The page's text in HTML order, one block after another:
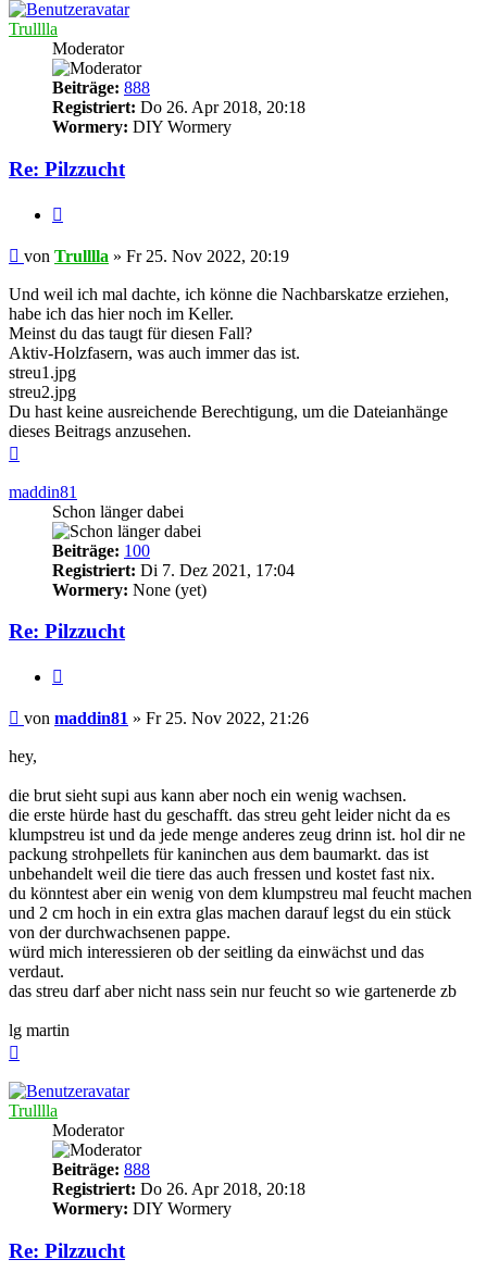
Trulllla
Moderator
Beiträge: 888
Registriert: Do 26. Apr 2018, 20:18
Wormery: DIY Wormery
Re: Pilzzucht
Beitrag
von Trulllla » Fr 25. Nov 2022, 20:19
Und weil ich mal dachte, ich könne die Nachbarskatze erziehen,
habe ich das hier noch im Keller.
Meinst du das taugt für diesen Fall?
Aktiv-Holzfasern, was auch immer das ist.
streu1.jpg
streu2.jpg
Du hast keine ausreichende Berechtigung, um die Dateianhänge
dieses Beitrags anzusehen.
maddin81
Schon länger dabei
Beiträge: 100
Registriert: Di 7. Dez 2021, 17:04
Wormery: None (yet)
Re: Pilzzucht
Beitrag
von maddin81 » Fr 25. Nov 2022, 21:26
hey,
die brut sieht supi aus kann aber noch ein wenig wachsen.
die erste hürde hast du geschafft. das streu geht leider nicht da es
klumpstreu ist und da jede menge anderes zeug drinn ist. hol dir ne
packung strohpellets für kaninchen aus dem baumarkt. das ist
unbehandelt weil die tiere das auch fressen und kostet fast nix.
du könntest aber ein wenig von dem klumpstreu mal feucht machen
und 2 cm hoch in ein extra glas machen darauf legst du ein stück
von der durchwachsenen pappe.
würd mich interessieren ob der seitling da einwächst und das
verdaut.
das streu darf aber nicht nass sein nur feucht so wie gartenerde zb
lg martin
Trulllla
Moderator
Beiträge: 888
Registriert: Do 26. Apr 2018, 20:18
Wormery: DIY Wormery
Re: Pilzzucht